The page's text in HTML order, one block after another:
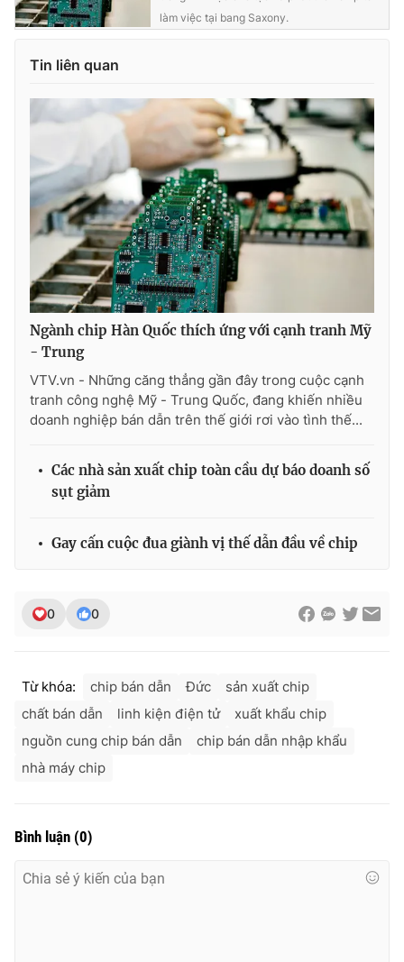
Ðiện thoại Thời báo VTV:
024.66 897 897
Email:toasoan@vtv.vn
Liên hệ quảng cáo:
® Cấm sao chép dưới mọi hình thức nếu không có sự chấp
thuận bằng văn bản. Ghi rõ nguồn VTV.vn khi phát hành lại
thông tin từ website này.
làm việc tại bang Saxony.
Tin liên quan
Ngành chip Hàn Quốc thích ứng với cạnh tranh Mỹ
- Trung
VTV.vn - Những căng thẳng gần đây trong cuộc cạnh
tranh công nghệ Mỹ - Trung Quốc, đang khiến nhiều
doanh nghiệp bán dẫn trên thế giới rơi vào tình thế...
Các nhà sản xuất chip toàn cầu dự báo doanh số
sụt giảm
Gay cấn cuộc đua giành vị thế dẫn đầu về chip
0 0
Từ khóa: chip bán dẫn Đức
sản xuất chip
chất bán dẫn
linh kiện điện tử
xuất khẩu chip
nguồn cung chip bán dẫn
chip bán dẫn nhập khẩu
nhà máy chip
Bình luận (0)